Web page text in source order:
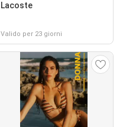
Lacoste
Valido per 23 giorni